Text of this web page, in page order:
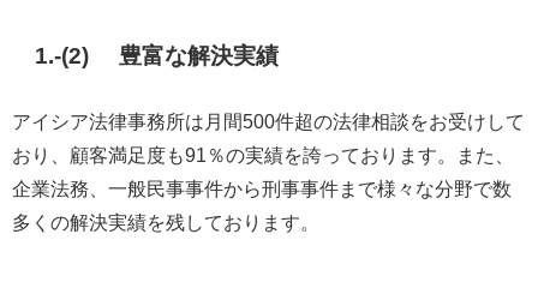
1.-(2) 豊富な解決実績
アイシア法律事務所は月間500件超の法律相談をお受けして
おり、顧客満足度も91％の実績を誇っております。また、
企業法務、一般民事事件から刑事事件まで様々な分野で数
多くの解決実績を残しております。